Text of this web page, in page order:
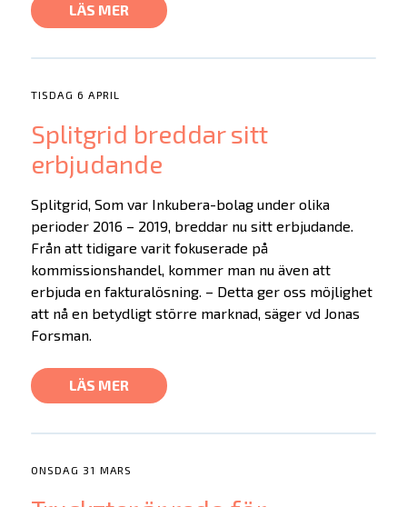
LÄS MER
TISDAG 6 APRIL
Splitgrid breddar sitt
erbjudande
Splitgrid, Som var Inkubera-bolag under olika
perioder 2016 – 2019, breddar nu sitt erbjudande.
Från att tidigare varit fokuserade på
kommissionshandel, kommer man nu även att
erbjuda en fakturalösning. – Detta ger oss möjlighet
att nå en betydligt större marknad, säger vd Jonas
Forsman.
LÄS MER
ONSDAG 31 MARS